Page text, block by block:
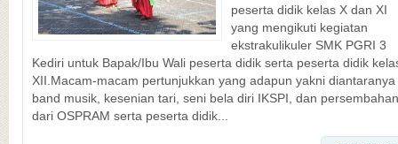
peserta didik kelas X dan XI
yang mengikuti kegiatan
ekstrakulikuler SMK PGRI 3
Kediri untuk Bapak/Ibu Wali peserta didik serta peserta didik
XII.Macam-macam pertunjukkan yang adapun yakni diantaranya
band musik, kesenian tari, seni bela diri IKSPI, dan persembahan
dari OSPRAM serta peserta didik...